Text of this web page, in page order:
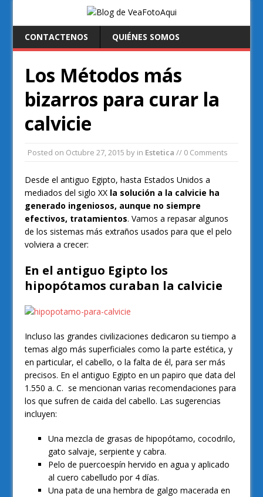
CONTACTENOS QUIÉNES SOMOS
Los Métodos más
bizarros para curar la
calvicie
Posted on Octubre 27, 2015 by in Estetica // 0 Comments
Desde el antiguo Egipto, hasta Estados Unidos a
mediados del siglo XX la solución a la calvicie ha
generado ingeniosos, aunque no siempre
efectivos, tratamientos. Vamos a repasar algunos
de los sistemas más extraños usados para que el pelo
volviera a crecer:
En el antiguo Egipto los
hipopótamos curaban la calvicie
Incluso las grandes civilizaciones dedicaron su tiempo a
temas algo más superficiales como la parte estética, y
en particular, el cabello, o la falta de él, para ser más
precisos. En el antiguo Egipto en un papiro que data del
1.550 a. C. se mencionan varias recomendaciones para
los que sufren de caida del cabello. Las sugerencias
incluyen:
Una mezcla de grasas de hipopótamo, cocodrilo,
gato salvaje, serpiente y cabra.
Pelo de puercoespín hervido en agua y aplicado
al cuero cabelludo por 4 días.
Una pata de una hembra de galgo macerada en